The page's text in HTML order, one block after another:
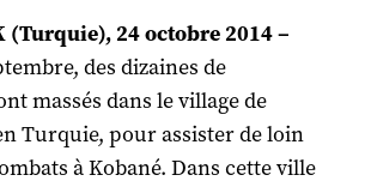
(Turquie), 24 octobre 2014 –
des dizaines de
massés dans le village de
Turquie, pour assister de loin
à Kobané. Dans cette ville